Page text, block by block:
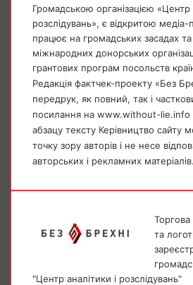
Громадською організацією «Центр
розслідувань», є відкритою
працює на громадських засадах
міжнародних донорських
грантових програм посольств
Редакція фактчек-проекту «Без
передрук, як повний, так і
посилання на www.without-
абзацу тексту Керівництво сайту
точку зору авторів і не несе
авторських і рекламних матеріалів.
та
"Центр аналітики і розслідувань"